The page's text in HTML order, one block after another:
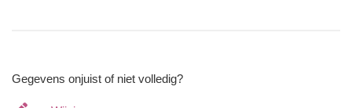
Gegevens onjuist of niet volledig?